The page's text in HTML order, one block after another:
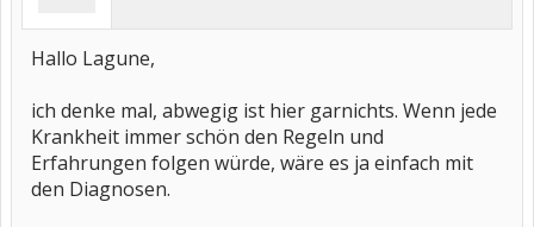
Hallo Lagune,
ich denke mal, abwegig ist hier garnichts. Wenn jede
Krankheit immer schön den Regeln und
Erfahrungen folgen würde, wäre es ja einfach mit
den Diagnosen.